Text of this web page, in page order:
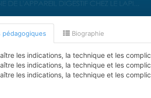
pédagogiques Biographie
les indications, la technique et les
les indications, la technique et les
les indications, la technique et les